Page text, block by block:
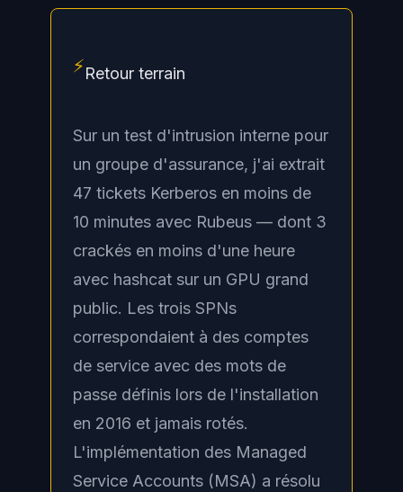
⚡Retour terrain
Sur un test d'intrusion interne pour
un groupe d'assurance, j'ai extrait
47 tickets Kerberos en moins de
10 minutes avec Rubeus — dont 3
crackés en moins d'une heure
avec hashcat sur un GPU grand
public. Les trois SPNs
correspondaient à des comptes
de service avec des mots de
passe définis lors de l'installation
en 2016 et jamais rotés.
L'implémentation des Managed
Service Accounts (MSA) a résolu